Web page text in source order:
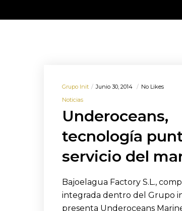
Grupo Init Junio 30, 2014
No Likes
Noticias
Underoceans,
tecnología
servicio del
Bajoelagua Factory S.L.,
integrada dentro del Grupo
presenta Underoceans